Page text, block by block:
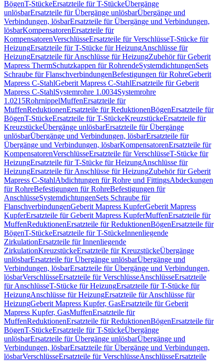
BögenT-StückeErsatzteile für T-StückeÜbergänge
unlösbarErsatzteile für Übergänge unlösbarÜbergänge und
Verbindungen, lösbarErsatzteile für Übergänge und Verbindungen,
lösbarKompensatorenErsatzteile für
KompensatorenVerschlüsseErsatzteile für VerschlüsseT-Stücke für
HeizungErsatzteile für T-Stücke für HeizungAnschlüsse für
HeizungErsatzteile für Anschlüsse für HeizungZubehör für Geberit
Mapress ThermSchutzkappen für RohrendeSystemdichtungenSets
Schraube für FlanschverbindungenBefestigungen für RohreGeberit
Mapress C-StahlGeberit Mapress C-StahlErsatzteile für Geberit
Mapress C-StahlSystemrohre 1.0034Systemrohre
1.0215RohrnippelMuffenErsatzteile für
MuffenReduktionenErsatzteile für ReduktionenBögenErsatzteile für
BögenT-StückeErsatzteile für T-StückeKreuzstückeErsatzteile für
KreuzstückeÜbergänge unlösbarErsatzteile für Übergänge
unlösbarÜbergänge und Verbindungen, lösbarErsatzteile für
Übergänge und Verbindungen, lösbarKompensatorenErsatzteile für
KompensatorenVerschlüsseErsatzteile für VerschlüsseT-Stücke für
HeizungErsatzteile für T-Stücke für HeizungAnschlüsse für
HeizungErsatzteile für Anschlüsse für HeizungZubehör für Geberit
Mapress C-StahlAbdichtungen für Rohre und FittingsAbdeckungen
für RohreBefestigungen für RohreBefestigungen für
AnschlüsseSystemdichtungenSets Schraube für
FlanschverbindungenGeberit Mapress KupferGeberit Mapress
KupferErsatzteile für Geberit Mapress KupferMuffenErsatzteile für
MuffenReduktionenErsatzteile für ReduktionenBögenErsatzteile für
BögenT-StückeErsatzteile für T-StückeInnenliegende
ZirkulationErsatzteile für Innenliegende
ZirkulationKreuzstückeErsatzteile für KreuzstückeÜbergänge
unlösbarErsatzteile für Übergänge unlösbarÜbergänge und
Verbindungen, lösbarErsatzteile für Übergänge und Verbindungen,
lösbarVerschlüsseErsatzteile für VerschlüsseAnschlüsseErsatzteile
für AnschlüsseT-Stücke für HeizungErsatzteile für T-Stücke für
HeizungAnschlüsse für HeizungErsatzteile für Anschlüsse für
HeizungGeberit Mapress Kupfer, GasErsatzteile für Geberit
Mapress Kupfer, GasMuffenErsatzteile für
MuffenReduktionenErsatzteile für ReduktionenBögenErsatzteile für
BögenT-StückeErsatzteile für T-StückeÜbergänge
unlösbarErsatzteile für Übergänge unlösbarÜbergänge und
Verbindungen, lösbarErsatzteile für Übergänge und Verbindungen,
lösbarVerschlüsseErsatzteile für VerschlüsseAnschlüsseErsatzteile